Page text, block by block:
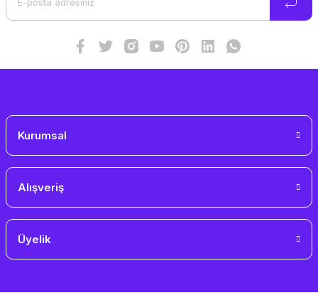
Kurumsal
Alışveriş
Üyelik